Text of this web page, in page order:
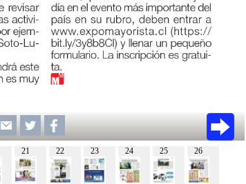
21 22 23 24 25 26